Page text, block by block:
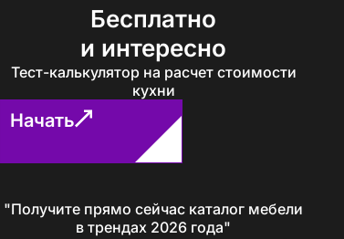
Бесплатно
и интересно
Тест-калькулятор на расчет стоимости
кухни
Начать
"Получите прямо сейчас каталог мебели
в трендах 2026 года"
Определение...